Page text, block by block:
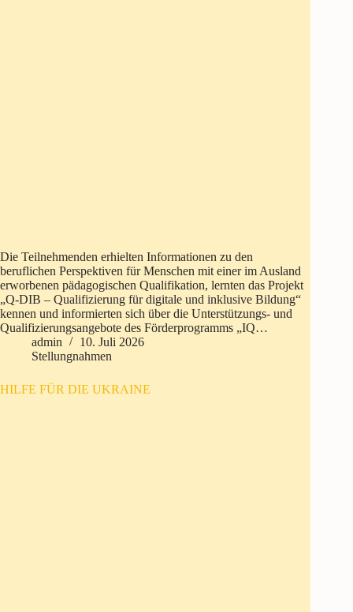
Die Teilnehmenden erhielten Informationen zu den
beruflichen Perspektiven für Menschen mit einer im Ausland
erworbenen pädagogischen Qualifikation, lernten das Projekt
„Q-DIB – Qualifizierung für digitale und inklusive Bildung“
kennen und informierten sich über die Unterstützungs- und
Qualifizierungsangebote des Förderprogramms „IQ…
admin
10. Juli 2026
Stellungnahmen
HILFE FÜR DIE UKRAINE